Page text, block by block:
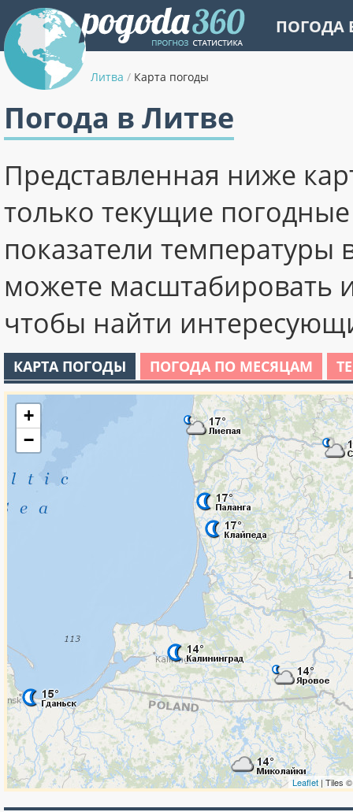
ПОГОДА
Литва / Карта погоды
Погода в Литве
Представленная ниже
только текущие
показатели
можете масштабировать
чтобы найти
КАРТА ПОГОДЫ ПОГОДА ПО МЕСЯЦАМ